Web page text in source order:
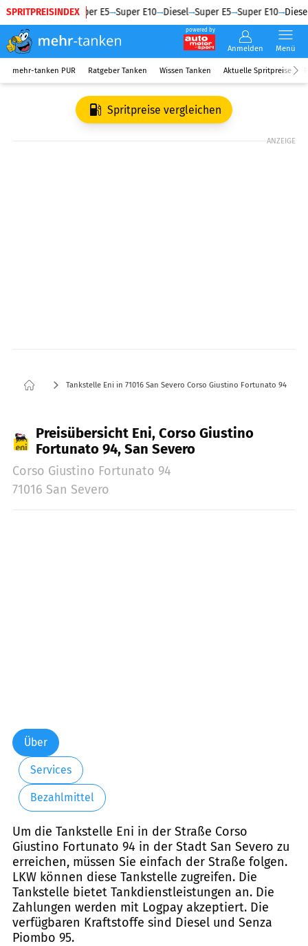
SPRITPREISINDEX
Diesel Super E5 Super E10 Diesel Super E5 Super E10 Diesel
powered by
Anmelden Menü
mehr-tanken PUR Ratgeber Tanken Wissen Tanken Aktuelle Spritpreise
Spritpreise vergleichen
ANZEIGE
Tankstelle Eni in 71016 San Severo Corso Giustino Fortunato 94
Preisübersicht Eni, Corso Giustino
Fortunato 94, San Severo
Corso Giustino Fortunato 94
71016 San Severo
Über
Services
Bezahlmittel
Um die Tankstelle Eni in der Straße Corso
Giustino Fortunato 94 in der Stadt San Severo zu
erreichen, müssen Sie einfach der Straße folgen.
LKW können diese Tankstelle zugreifen. Die
Tankstelle bietet Tankdienstleistungen an. Die
Zahlungen werden mit Logpay akzeptiert. Die
verfügbaren Kraftstoffe sind Diesel und Senza
Piombo 95.